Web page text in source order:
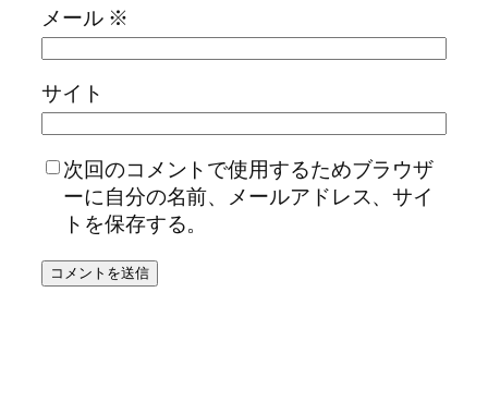
メール ※
サイト
次回のコメントで使用するためブラウザ
ーに自分の名前、メールアドレス、サイ
トを保存する。